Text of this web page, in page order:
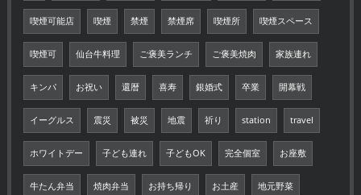
喫煙可能店 喫煙 禁煙 禁煙席 喫煙所 喫煙スペース
喫煙可 仙台牛料理 ご褒美ランチ ご褒美焼肉 家族連れ
キンパ お祝い 還暦 喜寿 銀婚式 卒業 開幕戦
イーグルス 震災 被災 地震 祈り station travel
ホワイトデー 子ども連れ 子どもOK 完全個室 お座敷
牛たん弁当 焼肉弁当 お持ち帰り お土産 地元野菜